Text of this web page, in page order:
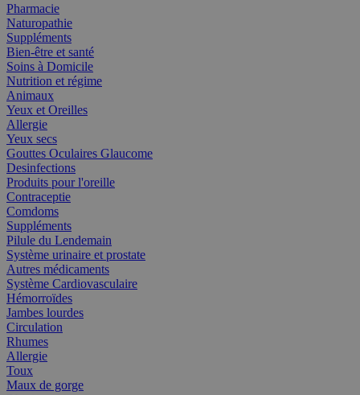
Pharmacie
Naturopathie
Suppléments
Bien-être et santé
Soins à Domicile
Nutrition et régime
Animaux
Yeux et Oreilles
Allergie
Yeux secs
Gouttes Oculaires Glaucome
Desinfections
Produits pour l'oreille
Contraceptie
Comdoms
Suppléments
Pilule du Lendemain
Système urinaire et prostate
Autres médicaments
Système Cardiovasculaire
Hémorroïdes
Jambes lourdes
Circulation
Rhumes
Allergie
Toux
Maux de gorge